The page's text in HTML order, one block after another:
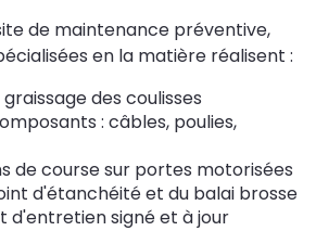
de maintenance préventive,
en la matière réalisent :
des coulisses
: câbles, poulies,
de course sur portes motorisées
d'étanchéité et du balai brosse
d'entretien signé et à jour